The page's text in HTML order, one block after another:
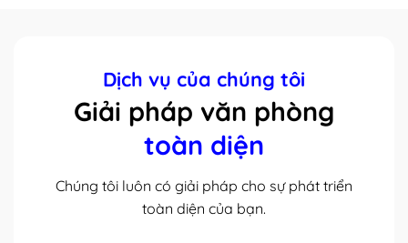
Dịch vụ của chúng tôi
Giải pháp văn phòng
toàn diện
Chúng tôi luôn có giải pháp cho sự phát triển
toàn diện của bạn.